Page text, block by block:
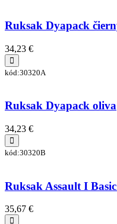
Ruksak Dyapack
34,23 €
kód:30320A
Ruksak Dyapack oliva
34,23 €
kód:30320B
Ruksak Assault I
35,67 €